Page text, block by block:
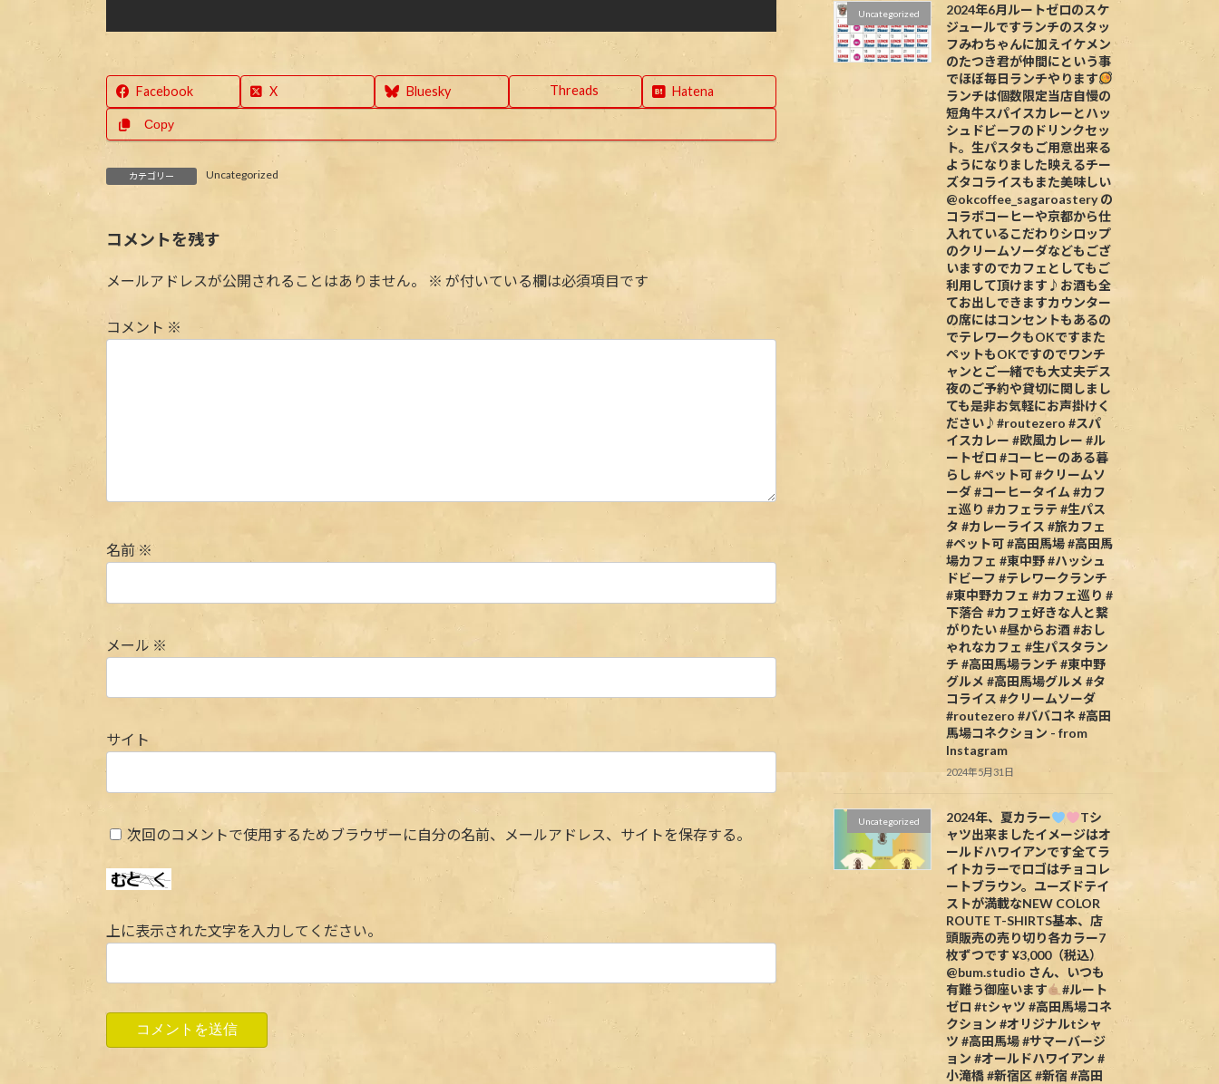
Facebook X Bluesky Threads Hatena
Copy
カテゴリー Uncategorized
コメントを残す
メールアドレスが公開されることはありません。 ※ が付いている欄は必須項目です
コメント ※
名前※
メール ※
サイト
次回のコメントで使用するためブラウザーに自分の名前、メールアドレス、サイトを保存する。
上に表示された文字を入力してください。
Uncategorized
2024年6月ルートゼロのスケ
ジュールですランチのスタッ
フみわちゃんに加えイケメン
のたつき君が仲間にという事
でほぼ毎日ランチやります
ランチは個数限定当店自慢の
短角牛スパイスカレーとハッ
シュドビーフのドリンクセッ
ト。生パスタもご用意出来る
ようになりました映えるチー
ズタコライスもまた美味しい
@okcoffee_sagaroastery の
コラボコーヒーや京都から仕
入れているこだわりシロップ
のクリームソーダなどもござ
いますのでカフェとしてもご
利用して頂けます♪お酒も全
てお出しできますカウンター
の席にはコンセントもあるの
でテレワークもOKですまた
ペットもOKですのでワンチ
ャンとご一緒でも大丈夫デス
夜のご予約や貸切に関しまし
ても是非お気軽にお声掛けく
ださい♪#routezero #スパ
イスカレー #欧風カレー #ル
ートゼロ #コーヒーのある暮
らし #ペット可 #クリームソ
ーダ #コーヒータイム #カフ
ェ巡り #カフェラテ #生パス
タ #カレーライス #旅カフェ
#ペット可 #高田馬場 #高田馬
場カフェ #東中野 #ハッシュ
ドビーフ #テレワークランチ
#東中野カフェ #カフェ巡り #
下落合 #カフェ好きな人と繋
がりたい #昼からお酒 #おし
ゃれなカフェ #生パスタラン
チ #高田馬場ランチ #東中野
グルメ #高田馬場グルメ #タ
コライス #クリームソーダ
#routezero #ババコネ #高田
馬場コネクション - from
Instagram
2024年5月31日
Uncategorized 2024年、夏カラー
Tシ
ャツ出来ましたイメージはオ
ールドハワイアンです全てラ
イトカラーでロゴはチョコレ
ートブラウン。ユーズドテイ
ストが満載なNEW COLOR
ROUTE T-SHIRTS基本、店
頭販売の売り切り各カラー7
枚ずつです ¥3,000（税込）
@bum.studio さん、いつも
有難う御座います
#ルート
ゼロ #tシャツ #高田馬場コネ
クション #オリジナルtシャ
ツ #高田馬場 #サマーバージ
ョン #オールドハワイアン #
小滝橋 #新宿区 #新宿 #高田